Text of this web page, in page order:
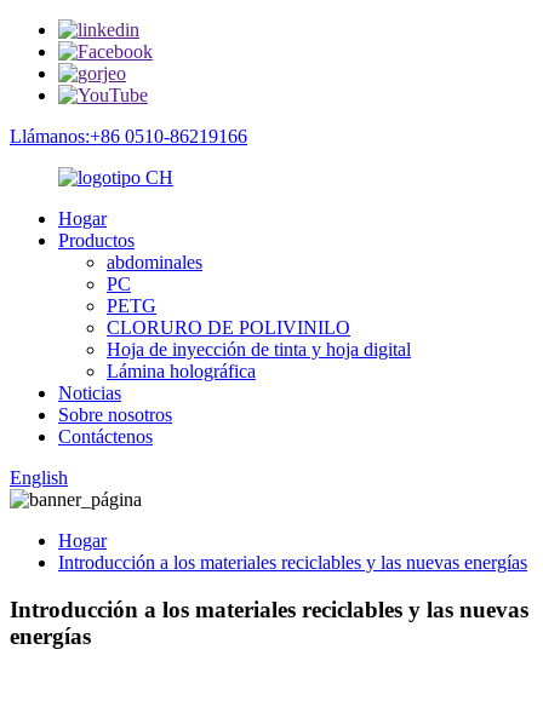
Llámanos:+86 0510-86219166
Hogar
Productos
abdominales
PC
PETG
CLORURO DE POLIVINILO
Hoja de inyección de tinta y hoja digital
Lámina holográfica
Noticias
Sobre nosotros
Contáctenos
English
Hogar
Introducción a los materiales reciclables y las nuevas energías
Introducción a los materiales reciclables y las nuevas
energías